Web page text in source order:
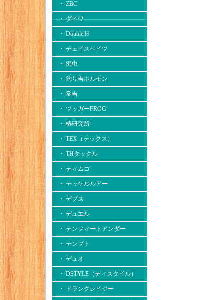
・ ZBC
・ ダイワ
・ Double.H
・ チェイスベイツ
・ 痴虫
・ 釣り吉ホルモン
・ 常吉
・ ツッガーFROG
・ 椿研究所
・ TEX（テックス）
・ THタックル
・ ティムコ
・ テッケルルアー
・ デプス
・ デュエル
・ テンフィートアンダー
・ テンプト
・ デュオ
・ DSTYLE（ディスタイル）
・ ドランクレイジー